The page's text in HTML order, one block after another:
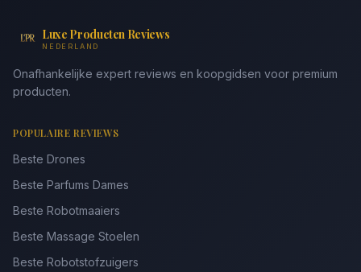
Luxe Producten Reviews
NEDERLAND
Onafhankelijke expert reviews en koopgidsen voor premium
producten.
POPULAIRE REVIEWS
Beste Drones
Beste Parfums Dames
Beste Robotmaaiers
Beste Massage Stoelen
Beste Robotstofzuigers